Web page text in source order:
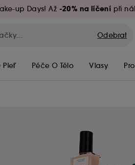
up Days! Až -20% na líčení při
Odebrat
Pleť Péče O Tělo Vlasy